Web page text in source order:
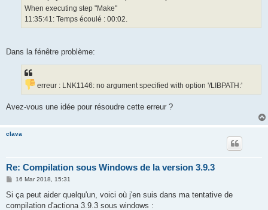
When executing step "Make"
11:35:41: Temps écoulé : 00:02.
Dans la fénêtre problème:
erreur : LNK1146: no argument specified with option '/LIBPATH:'
Avez-vous une idée pour résoudre cette erreur ?
clava
Re: Compilation sous Windows de la version 3.9.3
P16 Mar 2018, 15:31
Si ça peut aider quelqu'un, voici où j'en suis dans ma tentative de
compilation d'actiona 3.9.3 sous windows :